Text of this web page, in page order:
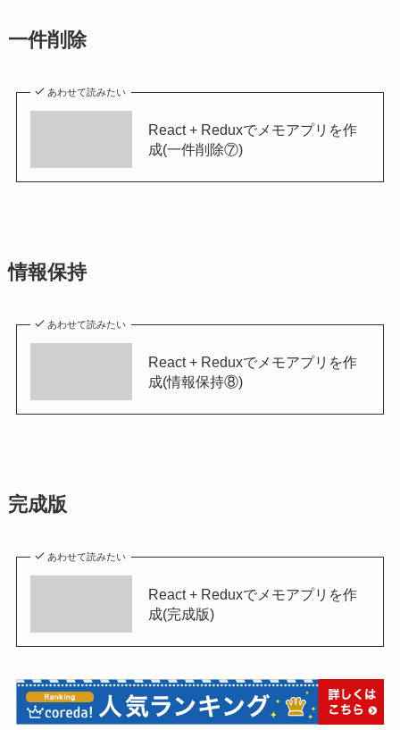
一件削除
あわせて読みたい
React + Reduxでメモアプリを作
成(一件削除⑦)
情報保持
あわせて読みたい
React + Reduxでメモアプリを作
成(情報保持⑧)
完成版
あわせて読みたい
React + Reduxでメモアプリを作
成(完成版)